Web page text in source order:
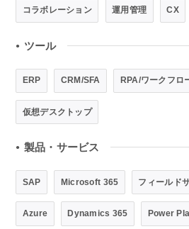
コラボレーション 運用管理 CX
● ツール
ERP CRM/SFA RPA/ワークフロ
仮想デスクトップ
● 製品・サービス
SAP Microsoft 365 フィールド
Azure Dynamics 365 Power